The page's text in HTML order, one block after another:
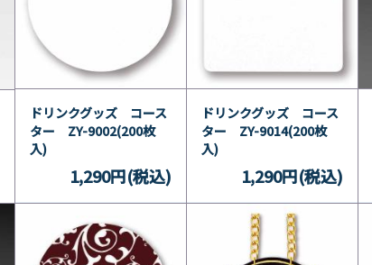
ドリンクグッズ コース
ター ZY-9002(200枚
入)
1,290円(税込)
ドリンクグッズ コース
ター ZY-9014(200枚
入)
1,290円(税込)